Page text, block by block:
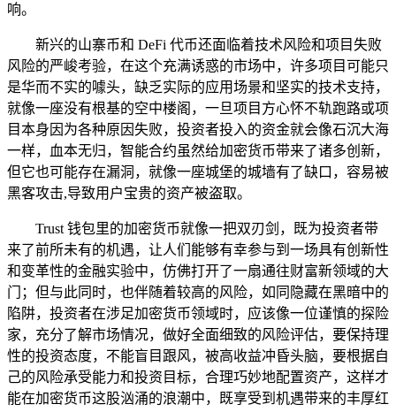
响。
新兴的山寨币和 DeFi 代币还面临着技术风险和项目失败
风险的严峻考验，在这个充满诱惑的市场中，许多项目可能只
是华而不实的噱头，缺乏实际的应用场景和坚实的技术支持，
就像一座没有根基的空中楼阁，一旦项目方心怀不轨跑路或项
目本身因为各种原因失败，投资者投入的资金就会像石沉大海
一样，血本无归，智能合约虽然给加密货币带来了诸多创新，
但它也可能存在漏洞，就像一座城堡的城墙有了缺口，容易被
黑客攻击,导致用户宝贵的资产被盗取。
Trust 钱包里的加密货币就像一把双刃剑，既为投资者带
来了前所未有的机遇，让人们能够有幸参与到一场具有创新性
和变革性的金融实验中，仿佛打开了一扇通往财富新领域的大
门；但与此同时，也伴随着较高的风险，如同隐藏在黑暗中的
陷阱，投资者在涉足加密货币领域时，应该像一位谨慎的探险
家，充分了解市场情况，做好全面细致的风险评估，要保持理
性的投资态度，不能盲目跟风，被高收益冲昏头脑，要根据自
己的风险承受能力和投资目标，合理巧妙地配置资产，这样才
能在加密货币这股汹涌的浪潮中，既享受到机遇带来的丰厚红